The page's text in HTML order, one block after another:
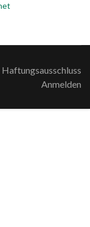
Haftungsausschluss
Anmelden